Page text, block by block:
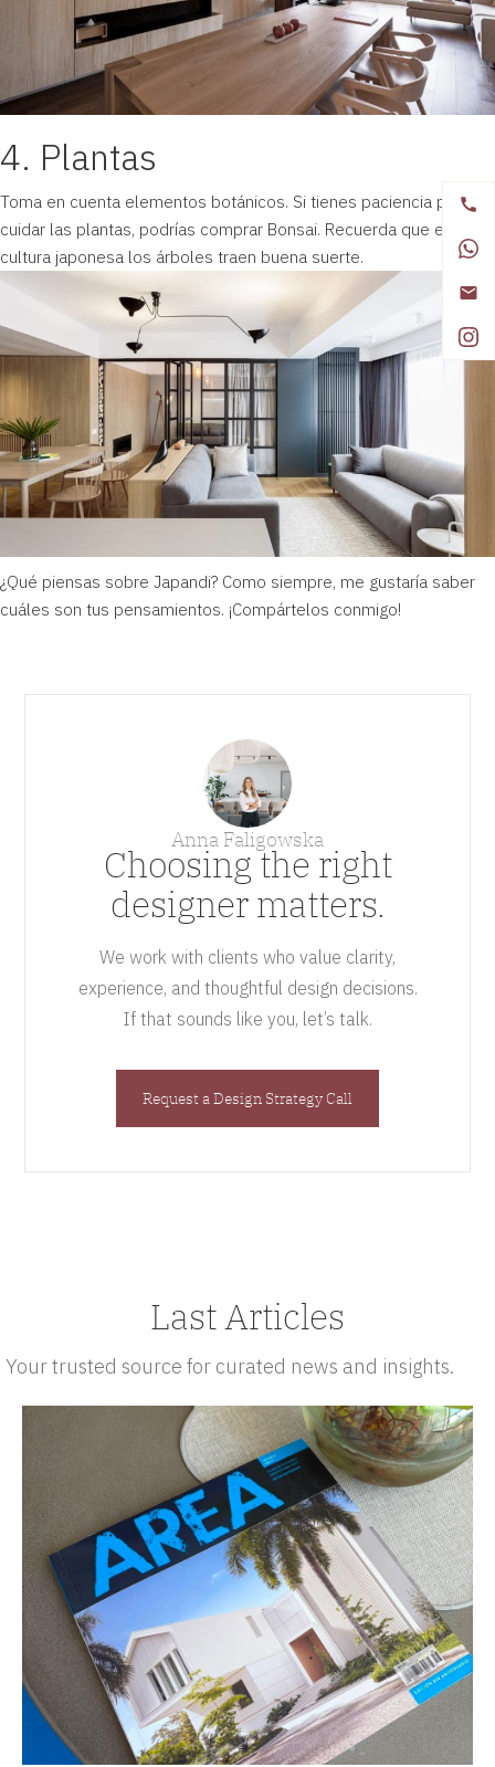
4. Plantas
Toma en cuenta elementos botánicos. Si tienes paciencia para
cuidar las plantas, podrías comprar Bonsai. Recuerda que en la
cultura japonesa los árboles traen buena suerte.
¿Qué piensas sobre Japandi? Como siempre, me gustaría saber
cuáles son tus pensamientos. ¡Compártelos conmigo!
Anna Faligowska
Choosing the right
designer matters.
We work with clients who value clarity,
experience, and thoughtful design decisions.
If that sounds like you, let’s talk.
Request a Design Strategy Call
Last Articles
Your trusted source for curated news and insights.